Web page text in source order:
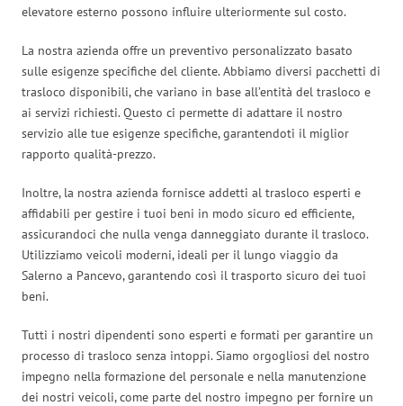
elevatore esterno possono influire ulteriormente sul costo.
La nostra azienda offre un preventivo personalizzato basato
sulle esigenze specifiche del cliente. Abbiamo diversi pacchetti di
trasloco disponibili, che variano in base all’entità del trasloco e
ai servizi richiesti. Questo ci permette di adattare il nostro
servizio alle tue esigenze specifiche, garantendoti il miglior
rapporto qualità-prezzo.
Inoltre, la nostra azienda fornisce addetti al trasloco esperti e
affidabili per gestire i tuoi beni in modo sicuro ed efficiente,
assicurandoci che nulla venga danneggiato durante il trasloco.
Utilizziamo veicoli moderni, ideali per il lungo viaggio da
Salerno a Pancevo, garantendo così il trasporto sicuro dei tuoi
beni.
Tutti i nostri dipendenti sono esperti e formati per garantire un
processo di trasloco senza intoppi. Siamo orgogliosi del nostro
impegno nella formazione del personale e nella manutenzione
dei nostri veicoli, come parte del nostro impegno per fornire un